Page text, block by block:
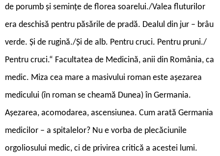
de porumb și semințe de florea soarelui./Valea fluturilor
era deschisă pentru păsările de pradă. Dealul din jur – brâu
verde. Și de rugină./Și de alb. Pentru cruci. Pentru pruni./
Pentru cruci.“ Facultatea de Medicină, anii din România, ca
medic. Miza cea mare a masivului roman este așezarea
medicului (în roman se cheamă Dunea) în Germania.
Așezarea, acomodarea, ascensiunea. Cum arată Germania
medicilor – a spitalelor? Nu e vorba de plecăciunile
orgoliosului medic, ci de privirea critică a acestei lumi.